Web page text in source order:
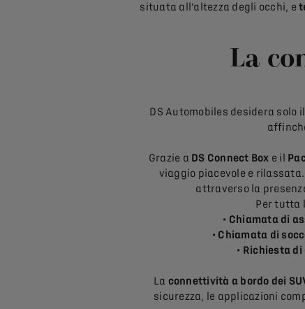
situata all’altezza degli occhi, e
La
DS Automobiles desidera solo
Grazie a DS Connect Box e il
viaggio piacevole e
attraverso la
Per tutta
• Chiamata di
• Chiamata di
• Richiesta
La connettività a bordo dei
sicurezza, le applicazioni